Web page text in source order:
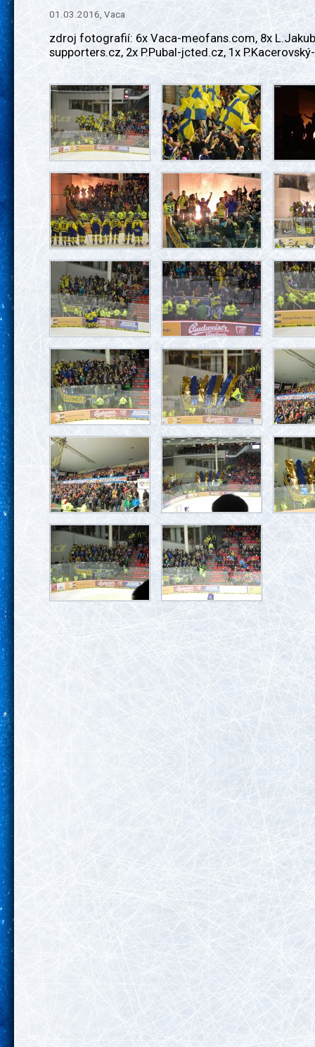
01.03.2016, Vaca
zdroj fotografií: 6x Vaca-meofans.com, 8x
supporters.cz, 2x P.Pubal-jcted.cz, 1x